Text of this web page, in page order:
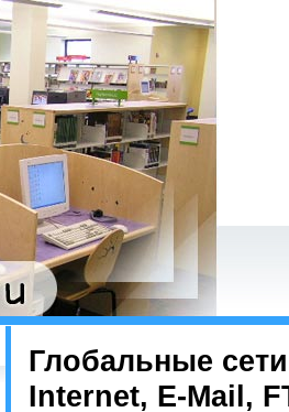
Глобальные
Internet, E-Mail,